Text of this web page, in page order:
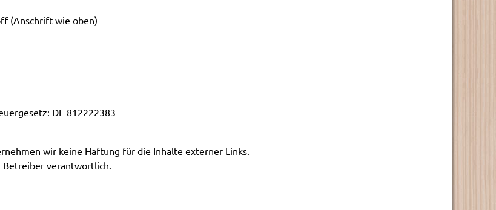
(Anschrift wie oben)
DE 812222383
wir keine Haftung für die Inhalte externer Links.
Betreiber verantwortlich.